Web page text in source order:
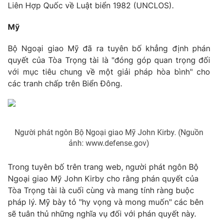
VTV Money VTV Thể thao
VTV Sức khoẻ Bất động sản
Thị trường 24h
VTV4 Vươn mình bằng AI
Liên hệ tòa soạn English
Liên Hợp Quốc về Luật biển 1982 (UNCLOS).
Mỹ
Bộ Ngoại giao Mỹ đã ra tuyên bố khẳng định phán
quyết của Tòa Trọng tài là "đóng góp quan trọng đối
với mục tiêu chung về một giải pháp hòa bình" cho
các tranh chấp trên Biển Đông.
Người phát ngôn Bộ Ngoại giao Mỹ John Kirby. (Nguồn
ảnh: www.defense.gov)
Trong tuyên bố trên trang web, người phát ngôn Bộ
Ngoại giao Mỹ John Kirby cho rằng phán quyết của
Tòa Trọng tài là cuối cùng và mang tính ràng buộc
pháp lý. Mỹ bày tỏ "hy vọng và mong muốn" các bên
sẽ tuân thủ những nghĩa vụ đối với phán quyết này.